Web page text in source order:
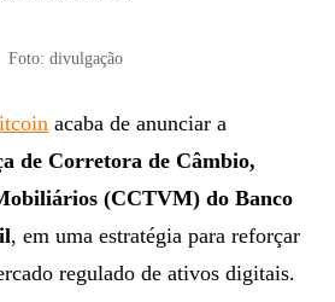
Foto: divulgação
acaba de anunciar a
de Corretora de Câmbio,
(CCTVM) do Banco
, em uma estratégia para reforçar
regulado de ativos digitais.